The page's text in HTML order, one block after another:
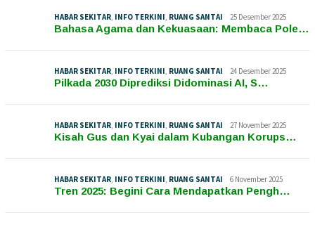
HABAR SEKITAR, INFO TERKINI, RUANG SANTAI 25 Desember 2025
Bahasa Agama dan Kekuasaan: Membaca Pole…
HABAR SEKITAR, INFO TERKINI, RUANG SANTAI 24 Desember 2025
Pilkada 2030 Diprediksi Didominasi AI, S…
HABAR SEKITAR, INFO TERKINI, RUANG SANTAI 27 November 2025
Kisah Gus dan Kyai dalam Kubangan Korups…
HABAR SEKITAR, INFO TERKINI, RUANG SANTAI 6 November 2025
Tren 2025: Begini Cara Mendapatkan Pengh…